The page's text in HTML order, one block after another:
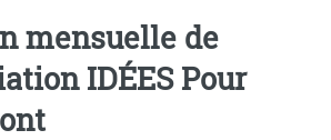
mensuelle de
IDÉES Pour